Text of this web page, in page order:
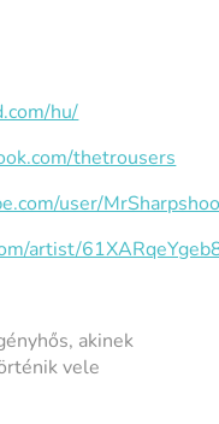
hu/
thetrousers
user/
artist/
akinek
vele